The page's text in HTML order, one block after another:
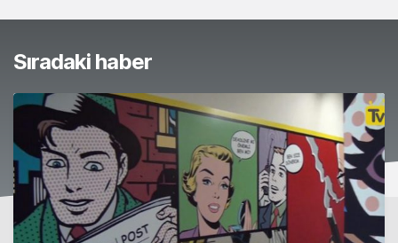
Sıradaki haber